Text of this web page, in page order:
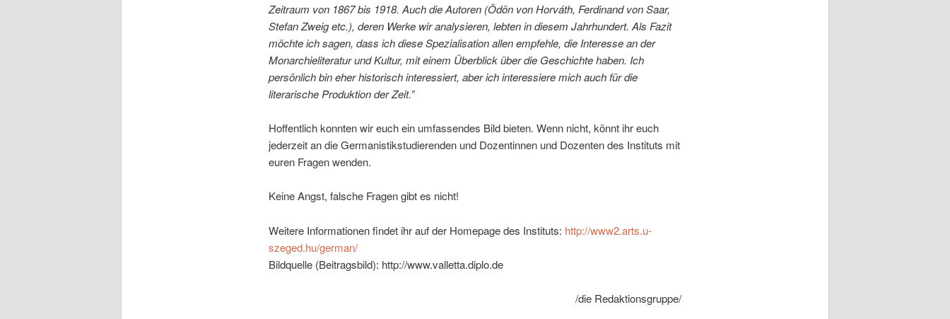
Zeitraum von 1867 bis 1918. Auch die Autoren (Ödön von Horváth, Ferdinand von Saar,
Stefan Zweig etc.), deren Werke wir analysieren, lebten in diesem Jahrhundert. Als Fazit
möchte ich sagen, dass ich diese Spezialisation allen empfehle, die Interesse an der
Monarchieliteratur und Kultur, mit einem Überblick über die Geschichte haben. Ich
persönlich bin eher historisch interessiert, aber ich interessiere mich auch für die
literarische Produktion der Zeit.”
Hoffentlich konnten wir euch ein umfassendes Bild bieten. Wenn nicht, könnt ihr euch
jederzeit an die Germanistikstudierenden und Dozentinnen und Dozenten des Instituts mit
euren Fragen wenden.
Keine Angst, falsche Fragen gibt es nicht!
Weitere Informationen findet ihr auf der Homepage des Instituts: http://www2.arts.u-
szeged.hu/german/
Bildquelle (Beitragsbild): http://www.valletta.diplo.de
/die Redaktionsgruppe/